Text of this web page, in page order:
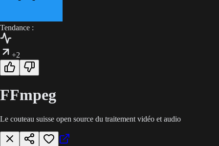
Tendance :
+2
FFmpeg
Le couteau suisse open source du traitement vidéo et audio